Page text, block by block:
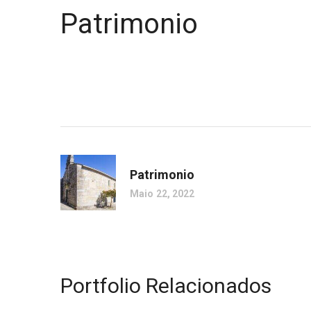
Patrimonio
Patrimonio
Maio 22, 2022
Portfolio Relacionados